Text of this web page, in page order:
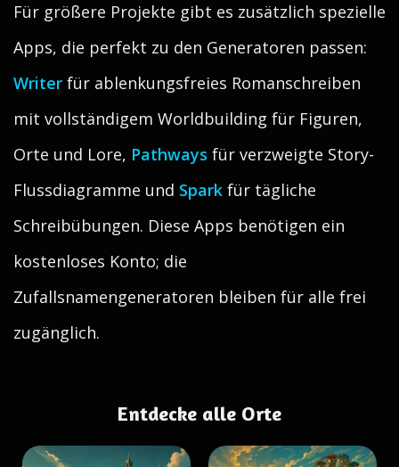
Für größere Projekte gibt es zusätzlich spezielle
Apps, die perfekt zu den Generatoren passen:
Writer für ablenkungsfreies Romanschreiben
mit vollständigem Worldbuilding für Figuren,
Orte und Lore, Pathways für verzweigte Story-
Flussdiagramme und Spark für tägliche
Schreibübungen. Diese Apps benötigen ein
kostenloses Konto; die
Zufallsnamengeneratoren bleiben für alle frei
zugänglich.
Entdecke alle Orte